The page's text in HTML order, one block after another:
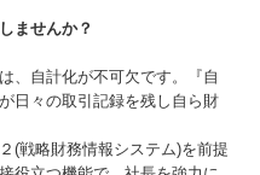
ませんか？
、自計化が不可欠です。『自
日々の取引記録を残し自ら財
(戦略財務情報システム)を前提